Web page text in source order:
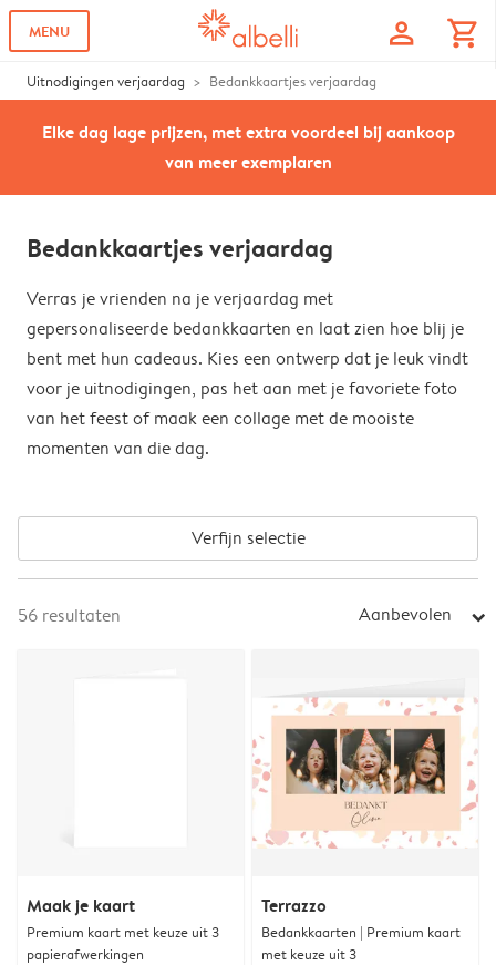
MENU profile shopping_cart
Uitnodigingen verjaardag Bedankkaartjes verjaardag
Elke dag lage prijzen, met extra voordeel bij aankoop
van meer exemplaren
Bedankkaartjes verjaardag
Verras je vrienden na je verjaardag met
gepersonaliseerde bedankkaarten en laat zien hoe blij je
bent met hun cadeaus. Kies een ontwerp dat je leuk vindt
voor je uitnodigingen, pas het aan met je favoriete foto
van het feest of maak een collage met de mooiste
momenten van die dag.
Verfijn selectie
56 resultaten Aanbevolen arrow_right
Maak je kaart
Premium kaart met keuze uit 3
papierafwerkingen
Terrazzo
Bedankkaarten | Premium kaart
met keuze uit 3